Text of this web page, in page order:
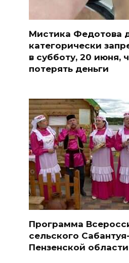
Мистика Федотова
категорически
в субботу, 20 июня,
потерять деньги
Программа
сельского
Пензенской области